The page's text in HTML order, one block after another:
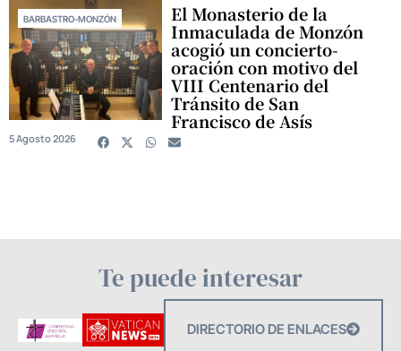
BARBASTRO-MONZÓN El Monasterio de la
Inmaculada de Monzón
acogió un concierto-
oración con motivo del
VIII Centenario del
Tránsito de San
Francisco de Asís
5 Agosto 2026
Te puede interesar
DIRECTORIO DE ENLACES